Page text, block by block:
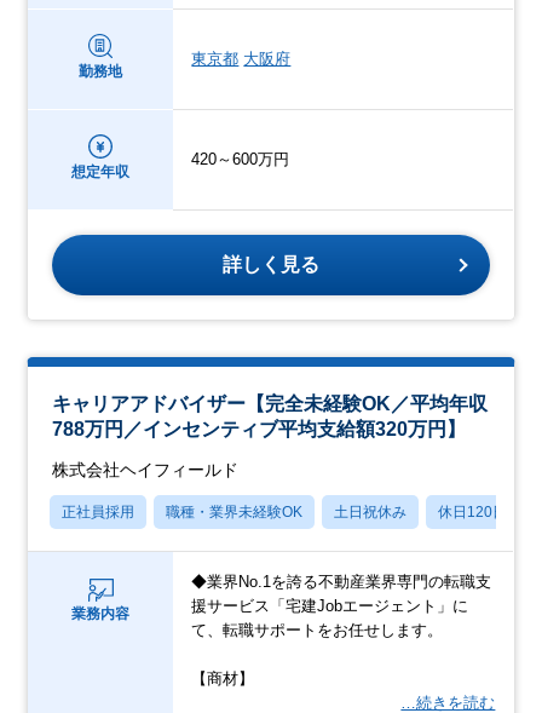
勤務地
東京都 大阪府
想定年収
420～600万円
詳しく見る
キャリアアドバイザー【完全未経験OK／平均年収
788万円／インセンティブ平均支給額320万円】
株式会社ヘイフィールド
正社員採用 職種・業界未経験OK 土日祝休み 休日120日以上
業務内容
◆業界No.1を誇る不動産業界専門の転職支
援サービス「宅建Jobエージェント」に
て、転職サポートをお任せします。
【商材】
…続きを読む